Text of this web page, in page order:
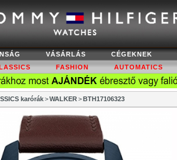
VÁSÁRLÁS CÉGEKNEK
FASHION AUTOMATICS
karórák > WALKER > BTH17106323